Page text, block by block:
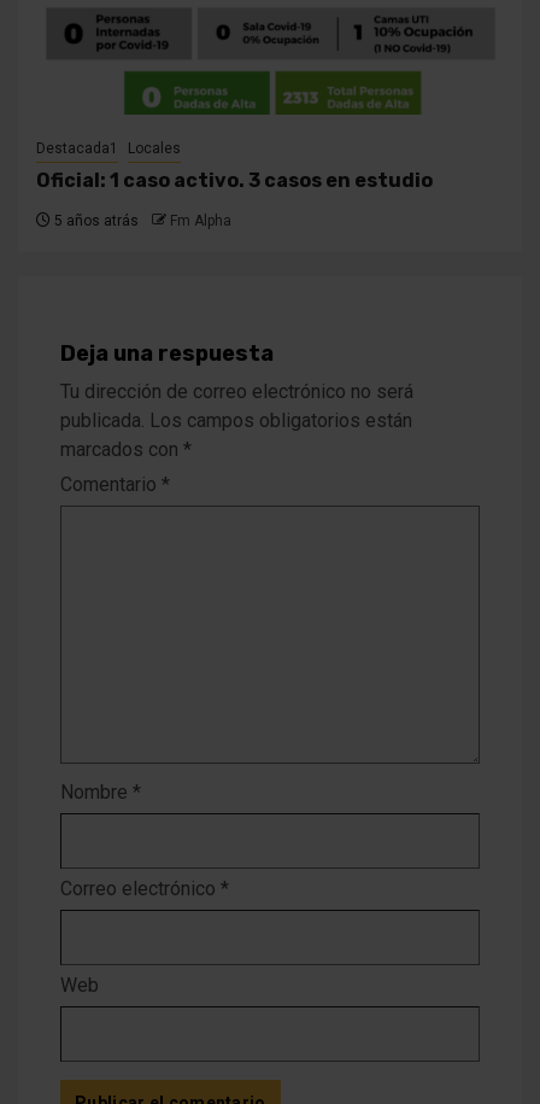
Destacada1 Locales
Oficial: 1 caso activo. 3 casos en estudio
5 años atrás Fm Alpha
Deja una respuesta
Tu dirección de correo electrónico no será
publicada. Los campos obligatorios están
marcados con *
Comentario *
Nombre *
Correo electrónico *
Web